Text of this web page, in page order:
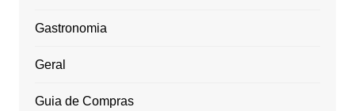
Gastronomia
Geral
Guia de Compras